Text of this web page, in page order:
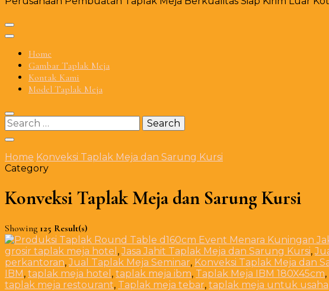
Home
Gambar Taplak Meja
Kontak Kami
Model Taplak Meja
Search
for:
Home Konveksi Taplak Meja dan Sarung Kursi
Category
Konveksi Taplak Meja dan Sarung Kursi
Showing 125 Result(s)
grosir taplak meja hotel ,Jasa Jahit Taplak Meja dan Sarung Kursi,
perkantoran,Jual Taplak Meja Seminar, Konveksi Taplak Meja dan
IBM, taplak meja hotel , taplak meja ibm, Taplak Meja IBM 180X45cm,
taplak meja restourant, Taplak meja tebar, taplak meja untuk usaha